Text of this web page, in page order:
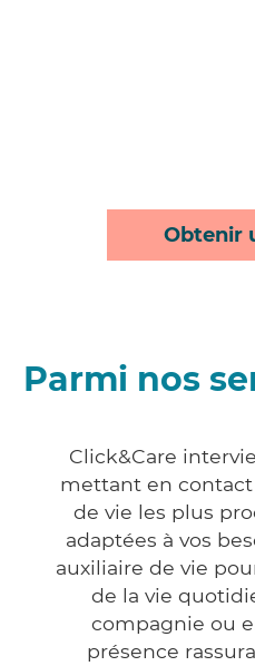
Obtenir
Parmi nos
Click&Care
mettant en contact
de vie les plus
adaptées à vos
auxiliaire de vie
de la vie
compagnie ou
présence